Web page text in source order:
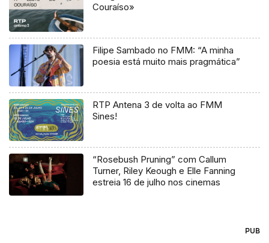
Couraíso»
Filipe Sambado no FMM: “A minha
poesia está muito mais pragmática”
RTP Antena 3 de volta ao FMM
Sines!
“Rosebush Pruning” com Callum
Turner, Riley Keough e Elle Fanning
estreia 16 de julho nos cinemas
PUB